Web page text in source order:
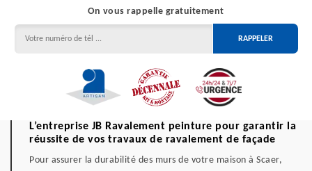
On vous rappelle gratuitement
L’entreprise JB Ravalement peinture pour garantir la
réussite de vos travaux de ravalement de façade
Pour assurer la durabilité des murs de votre maison à Scaer,